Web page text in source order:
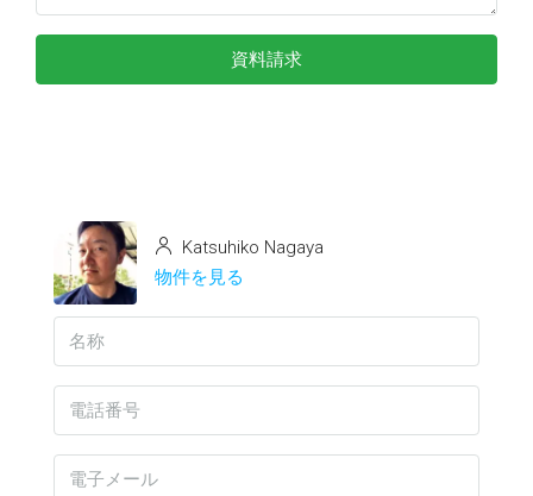
資料請求
Katsuhiko Nagaya
物件を見る